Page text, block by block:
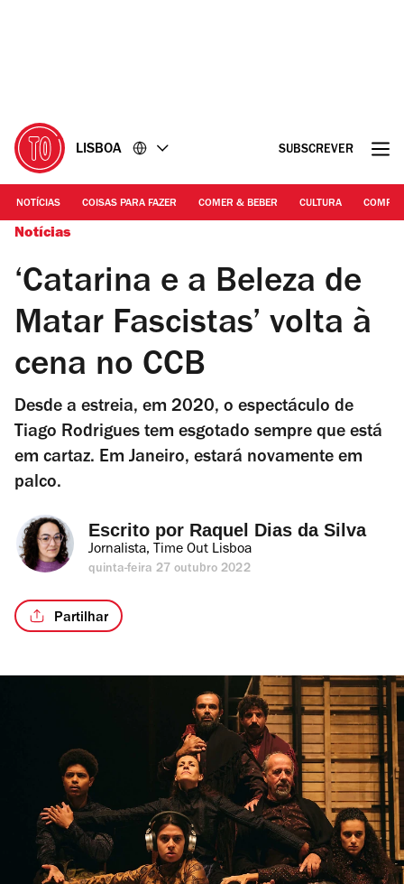
LISBOA SUBSCREVER
NOTÍCIAS COISAS PARA FAZER COMER & BEBER CULTURA
Notícias
‘Catarina e a Beleza de
Matar Fascistas’ volta à
cena no CCB
Desde a estreia, em 2020, o espectáculo de
Tiago Rodrigues tem esgotado sempre que está
em cartaz. Em Janeiro, estará novamente em
palco.
Escrito por Raquel Dias da Silva
Jornalista, Time Out Lisboa
quinta-feira 27 outubro 2022
Partilhar